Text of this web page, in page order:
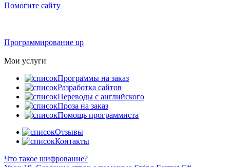
Помогите сайту
Программирование up
Мои услуги
Программы на заказ
Разработка сайтов
Переводы с английского
Проза на заказ
Помощь программиста
Отзывы
Контакты
Что такое шифрование?